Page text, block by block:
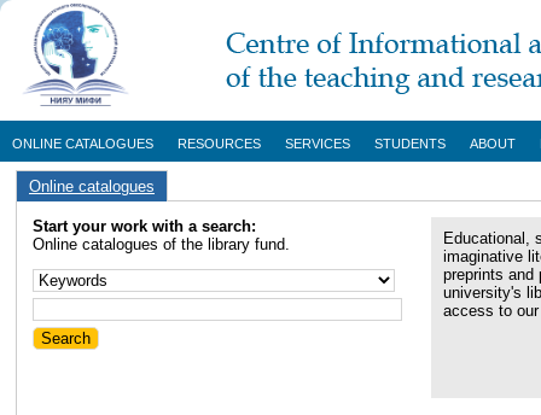
ONLINE CATALOGUES RESOURCES SERVICES STUDENTS ABOUT
Online catalogues
Start your work with a search:
Online catalogues of the library fund.
Educational,
imaginative
preprints and
university's
access to